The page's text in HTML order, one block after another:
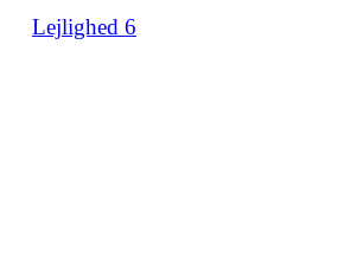
Lejlighed 6